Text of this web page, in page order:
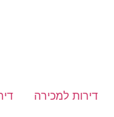
דירות למכירה